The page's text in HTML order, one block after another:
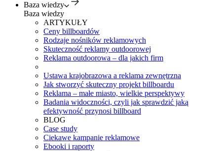
Baza wiedzy
Baza wiedzy
ARTYKUŁY
Ceny billboardów
Rodzaje nośników reklamowych
Skuteczność reklamy outdoorowej
Reklama outdoorowa – dla jakich firm
Ustawa krajobrazowa a reklama zewnętrzna
Jak stworzyć skuteczny projekt billboardu
Reklama – małe miasto, wielkie perspektywy
Badania widoczności, czyli jak sprawdzić jaką
efektywność przynosi billboard
BLOG
Case study
Ciekawe kampanie reklamowe
Ebooki i raporty